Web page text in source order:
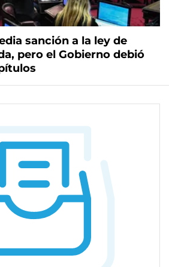
sanción a la ley de
pero el Gobierno debió